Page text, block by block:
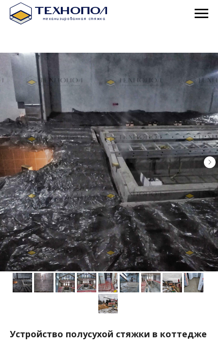
Устройство полусухой стяжки в коттедже